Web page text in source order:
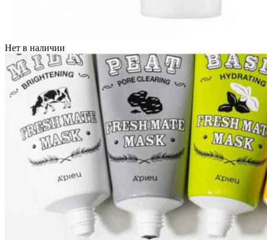
Нет в наличии